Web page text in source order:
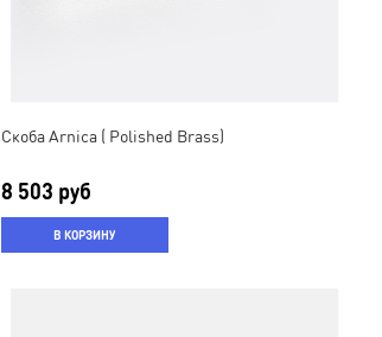
Скоба Arnica ( Polished Brass)
8 503 руб
В КОРЗИНУ